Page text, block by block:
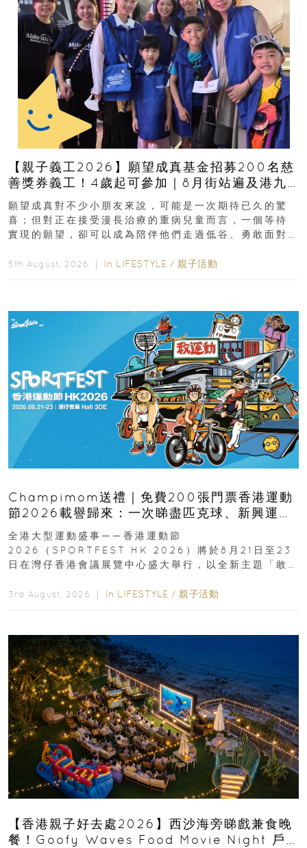
【親子義工2026】願望成真基金招募200名慈
善獎券義工！4歲起可參加｜8月街站遍及港九
新界
願望成真對不少小朋友來說，可能是一次期待已久的驚
喜；但對正在接受漫長治療的重病兒童而言，一個等待
實現的願望，卻可以成為陪伴他們走過低谷、勇敢面對
5th August, 2026 ｜ In LIFESTYLE / 親子活動
Champimom送禮｜免費200張門票香港運動
節2026載譽歸來：一次睇盡匹克球、新興運
動、街舞比賽＋逾百運動品牌展覽
全港大型運動盛事——香港運動節
2026（SPORTFEST HK 2026）將於8月21日至23
日在灣仔香港會議展覽中心盛大舉行，以全新主題「敢
3rd August, 2026 ｜ In LIFESTYLE / 親子活動
【香港親子好去處2026】西沙海旁睇戲兼食晚
餐！Goofy Waves Food Movie Night 戶